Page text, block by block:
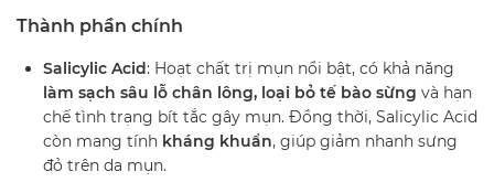
Thành phần chính
Salicylic Acid: Hoạt chất trị mụn nổi bật, có khả năng
làm sạch sâu lỗ chân lông, loại bỏ tế bào sừng và hạn
chế tình trạng bít tắc gây mụn. Đồng thời, Salicylic Acid
còn mang tính kháng khuẩn, giúp giảm nhanh sưng
đỏ trên da mụn.